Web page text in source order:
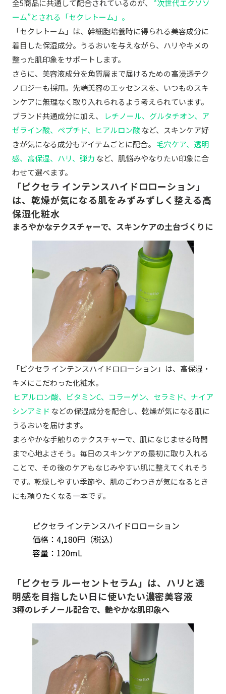
全5商品に共通して配合されているのが、
“次世代エクソソ
ーム”とされる「セクレトーム」。
「セクレトーム」は、幹細胞培養時に得られる美容成分に
着目した保湿成分。うるおいを与えながら、ハリやキメの
整った肌印象をサポートします。
さらに、美容液成分を角質層まで届けるための高浸透テク
ノロジーも採用。先端美容のエッセンスを、いつものスキ
ンケアに無理なく取り入れられるよう考えられています。
ブランド共通成分に加え、
レチノール、グルタチオン、ア
ゼライン酸、ペプチド、ヒアルロン酸など、スキンケア好
きが気になる成分もアイテムごとに配合。 毛穴ケア、透明
感、高保湿、ハリ、弾力 など、肌悩みやなりたい印象に合
わせて選べます。
「ピクセラ インテンスハイドロローション」
は、乾燥が気になる肌をみずみずしく整える高
保湿化粧水
まろやかなテクスチャーで、スキンケアの土台づくりに
「ピクセラ インテンスハイドロローション」は、高保湿・
キメにこだわった化粧水。
ヒアルロン酸、ビタミンC、コラーゲン、セラミド、ナイア
シンアミド などの保湿成分を配合し、乾燥が気になる肌に
うるおいを届けます。
まろやかな手触りのテクスチャーで、肌になじませる時間
まで心地よさそう。毎日のスキンケアの最初に取り入れる
ことで、その後のケアもなじみやすい肌に整えてくれそう
です。乾燥しやすい季節や、肌のごわつきが気になるとき
にも頼りたくなる一本です。
ピクセラ インテンスハイドロローション
価格：4,180円（税込）
容量：120mL
「ピクセラ ルーセントセラム」は、ハリと透
明感を目指したい日に使いたい濃密美容液
3種のレチノール配合で、艶やかな肌印象へ